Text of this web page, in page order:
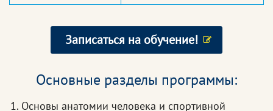
Записаться на обучение!
Основные разделы программы:
Основы анатомии человека и спортивной